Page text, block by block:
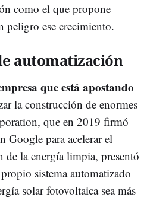
como el que propone
peligro ese crecimiento.
automatización
que está apostando
la construcción de enormes
que en 2019 firmó
Google para acelerar el
la energía limpia, presentó
sistema automatizado
solar fotovoltaica sea más